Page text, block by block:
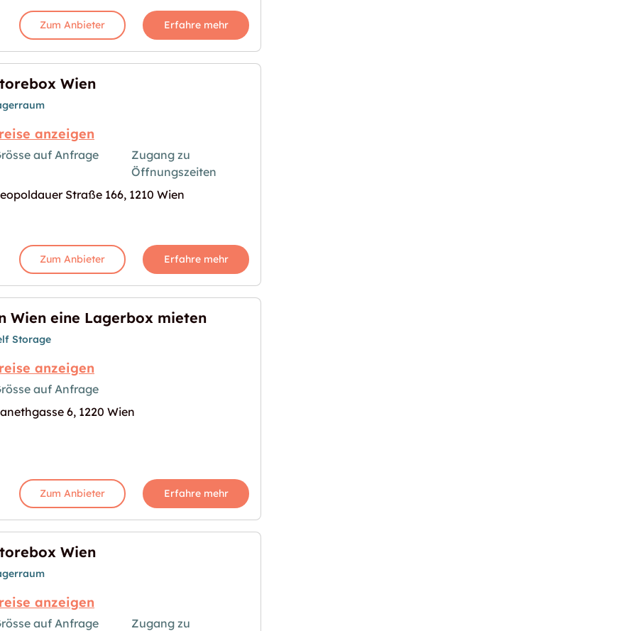
Zum Anbieter Erfahre mehr
Bild für "Storebox Wien"
Wien
anzeigen
auf Anfrage
Zugang zu
Öffnungszeiten
Straße 166, 1210 Wien
Zum Anbieter Erfahre mehr
mieten"
Bild für "In Wien eine Lagerbox mieten"
Wien eine Lagerbox mieten
Storage
anzeigen
auf Anfrage
6, 1220 Wien
Zum Anbieter Erfahre mehr
Wien
anzeigen
auf Anfrage
Zugang zu